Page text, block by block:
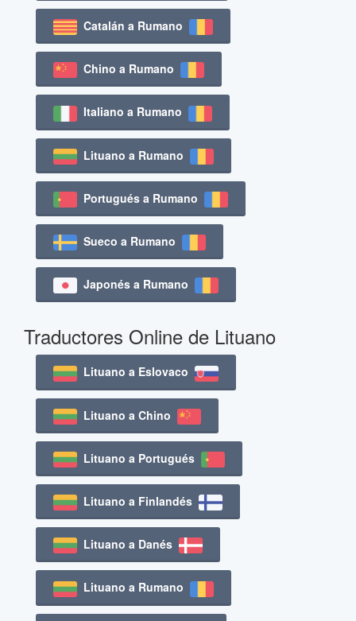
Catalán a Rumano
Chino a Rumano
Italiano a Rumano
Lituano a Rumano
Portugués a Rumano
Sueco a Rumano
Japonés a Rumano
Traductores Online de Lituano
Lituano a Eslovaco
Lituano a Chino
Lituano a Portugués
Lituano a Finlandés
Lituano a Danés
Lituano a Rumano